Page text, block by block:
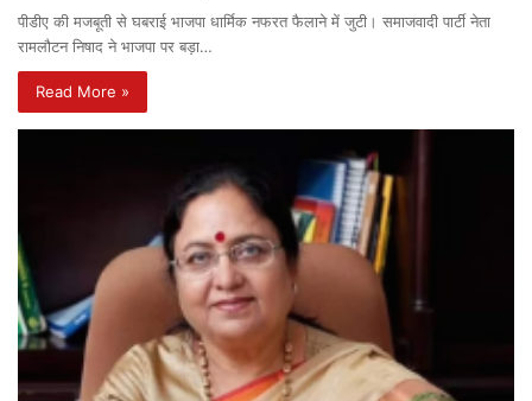
पीडीए की मजबूती से घबराई भाजपा धार्मिक नफरत फैलाने में जुटी। समाजवादी पार्टी नेता
रामलौटन निषाद ने भाजपा पर बड़ा…
Read More »